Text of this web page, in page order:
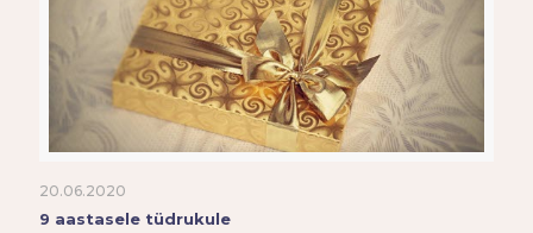
20.06.2020
9 aastasele tüdrukule